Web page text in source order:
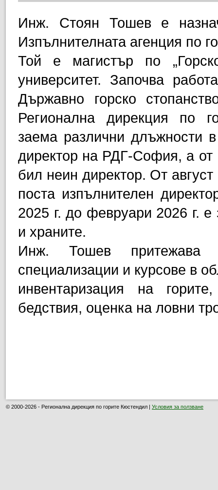
Инж. Стоян Тошев е
Изпълнителната агенция по
Той е магистър по
университет. Започва
Държавно горско
Регионална дирекция по
заема различни длъжности
директор на РДГ-София, а от
бил неин директор. От
поста изпълнителен
2025 г. до февруари 2026 г.
и храните.
Инж. Тошев притежава
специализации и курсове в
инвентаризация на
бедствия, оценка на ловни
© 2000-2026 - Регионална дирекция по горите Кюстендил | Условия за ползване